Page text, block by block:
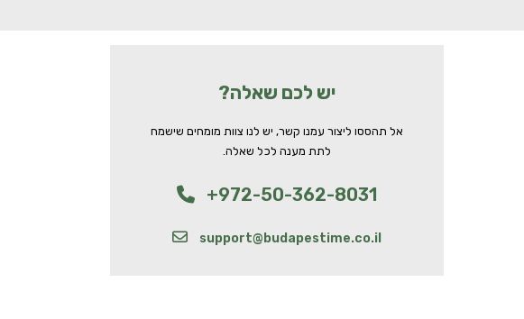
יש לכם שאלה?
אל תהססו ליצור עמנו קשר, יש לנו צוות מומחים שישמח
לתת מענה לכל שאלה.
+972-50-362-8031
support@budapestime.co.il